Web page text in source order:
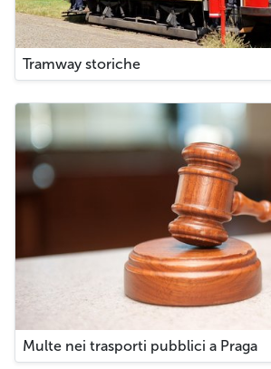
Tramway storiche
Multe nei trasporti pubblici a Praga